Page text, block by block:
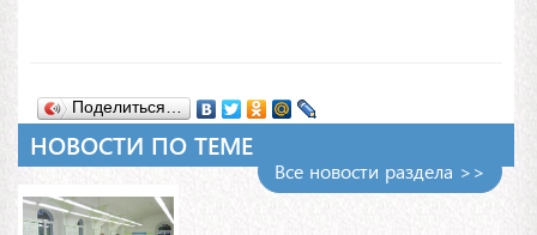
Поделиться…
Все новости раздела >>
НОВОСТИ ПО ТЕМЕ